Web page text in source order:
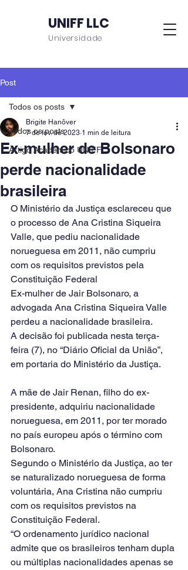
UNIFF LLC
Universidade
Post
Todos os posts
Artigo Acadêmico UNIFF
Todos os posts
Ex-mulher de Bolsonaro
perde nacionalidade
brasileira
Brigite Hanôver
7 de fev. de 2023 1 min de leitura
O Ministério da Justiça esclareceu que
o processo de Ana Cristina Siqueira
Valle, que pediu nacionalidade
norueguesa em 2011, não cumpriu
com os requisitos previstos pela
Constituição Federal
Ex-mulher de Jair Bolsonaro, a
advogada Ana Cristina Siqueira Valle
perdeu a nacionalidade brasileira.
A decisão foi publicada nesta terça-
feira (7), no “Diário Oficial da União”,
em portaria do Ministério da Justiça.
A mãe de Jair Renan, filho do ex-
presidente, adquiriu nacionalidade
norueguesa, em 2011, por ter morado
no país europeu após o término com
Bolsonaro.
Segundo o Ministério da Justiça, ao ter
se naturalizado norueguesa de forma
voluntária, Ana Cristina não cumpriu
com os requisitos previstos na
Constituição Federal.
“O ordenamento jurídico nacional
admite que os brasileiros tenham dupla
ou múltiplas nacionalidades apenas se